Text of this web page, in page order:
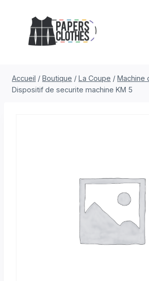
contenu
Accueil / Boutique / La Coupe / Machine
Dispositif de securite machine KM 5